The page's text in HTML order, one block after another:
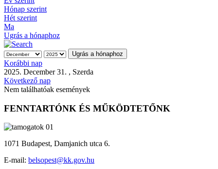
Hónap szerint
Hét szerint
Ma
Ugrás a hónaphoz
Ugrás a hónaphoz
Korábbi nap
2025. December 31. , Szerda
Következő nap
Nem találhatóak események
FENNTARTÓNK ÉS MŰKÖDTETŐNK
1071 Budapest, Damjanich utca 6.
E-mail: belsopest@kk.gov.hu